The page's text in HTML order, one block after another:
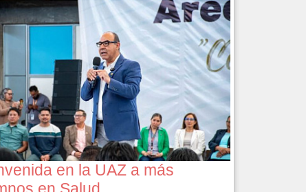
en la UAZ a más
en Salud